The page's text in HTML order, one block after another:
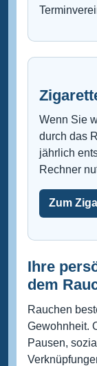
Wenn Sie
durch das
jährlich
Rechner
Zum
Ihre
dem
Rauchen
Gewohnheit.
Pausen,